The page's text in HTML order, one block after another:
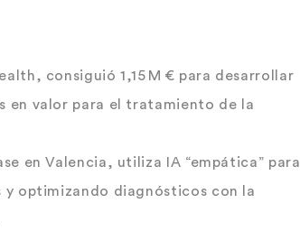
consiguió 1,15 M € para desarrollar
en valor para el tratamiento de la
en Valencia, utiliza IA “empática” para
optimizando diagnósticos con la